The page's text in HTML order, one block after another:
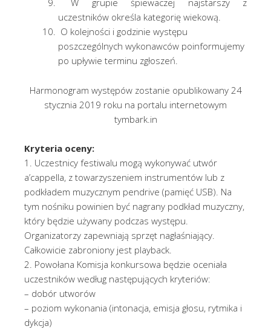
W grupie śpiewaczej najstarszy z
uczestników określa kategorię wiekową.
O kolejności i godzinie występu
poszczególnych wykonawców poinformujemy
po upływie terminu zgłoszeń.
Harmonogram występów zostanie opublikowany 24
stycznia 2019 roku na portalu internetowym
tymbark.in
Kryteria oceny:
1. Uczestnicy festiwalu mogą wykonywać utwór
a’cappella, z towarzyszeniem instrumentów lub z
podkładem muzycznym pendrive (pamięć USB). Na
tym nośniku powinien być nagrany podkład muzyczny,
który będzie używany podczas występu.
Organizatorzy zapewniają sprzęt nagłaśniający.
Całkowicie zabroniony jest playback.
2. Powołana Komisja konkursowa będzie oceniała
uczestników według następujących kryteriów:
– dobór utworów
– poziom wykonania (intonacja, emisja głosu, rytmika i
dykcja)